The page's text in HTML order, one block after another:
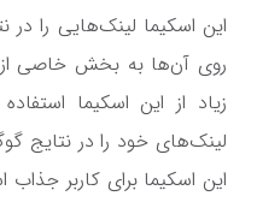
این اسکیما لینک‌هایی را
روی آن‌ها به بخش خاصی
زیاد از این اسکیما
لینک‌های خود را در نتایج
این اسکیما برای کاربر